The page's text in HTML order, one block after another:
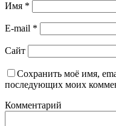
Имя *
E-mail *
Сайт
Сохранить моё имя,
последующих моих
Комментарий